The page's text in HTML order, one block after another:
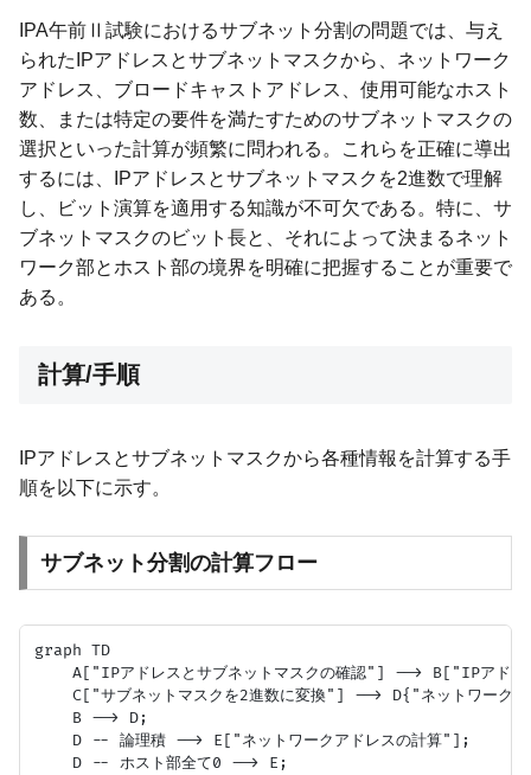
IPA午前Ⅱ試験におけるサブネット分割の問題では、与え
られたIPアドレスとサブネットマスクから、ネットワーク
アドレス、ブロードキャストアドレス、使用可能なホスト
数、または特定の要件を満たすためのサブネットマスクの
選択といった計算が頻繁に問われる。これらを正確に導出
するには、IPアドレスとサブネットマスクを2進数で理解
し、ビット演算を適用する知識が不可欠である。特に、サ
ブネットマスクのビット長と、それによって決まるネット
ワーク部とホスト部の境界を明確に把握することが重要で
ある。
計算/手順
IPアドレスとサブネットマスクから各種情報を計算する手
順を以下に示す。
サブネット分割の計算フロー
graph TD
A["IPアドレスとサブネットマスクの確認"] --> B["IPアドレ
C["サブネットマスクを2進数に変換"] --> D{"ネットワーク
    B --> D;
    D -- 論理積 --> E["ネットワークアドレスの計算"];
    D -- ホスト部全て0 --> E;